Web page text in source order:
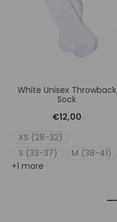
White Unisex Throwback
Sock
€12,00
XS (28-32)
S (33-37)
M (38-41)
+1 more